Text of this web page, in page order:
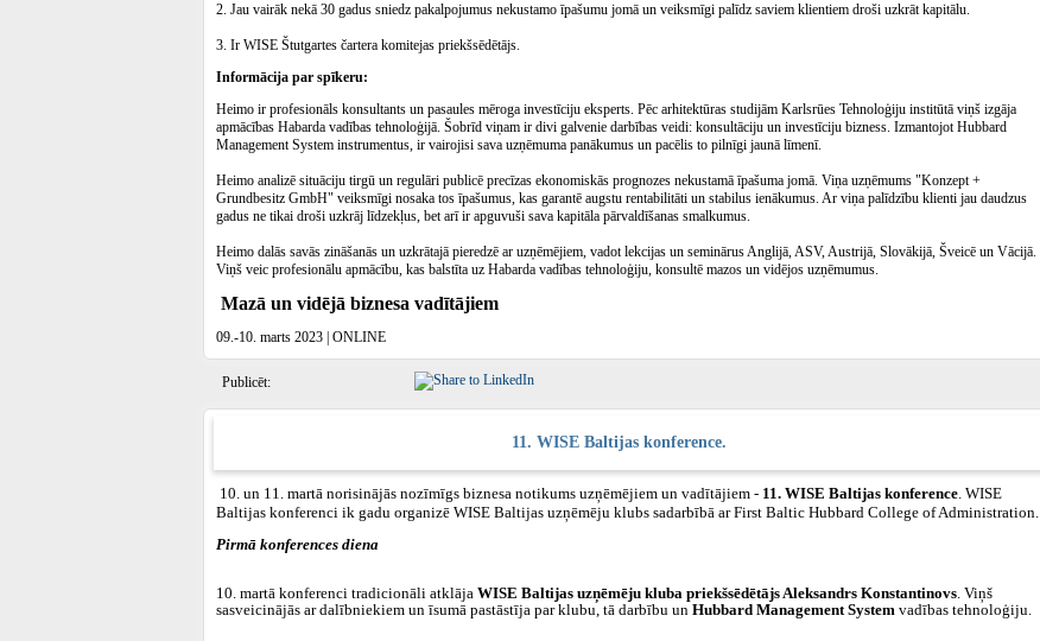
2. Jau vairāk nekā 30 gadus sniedz pakalpojumus nekustamo īpašumu jomā un veiksmīgi palīdz saviem klientiem droši uzkrāt kapitālu.
3. Ir WISE Štutgartes čartera komitejas priekšsēdētājs.
Informācija par spīkeru:
Heimo ir profesionāls konsultants un pasaules mēroga investīciju eksperts. Pēc arhitektūras studijām Karlsrūes Tehnoloģiju institūtā viņš izgāja
apmācības Habarda vadības tehnoloģijā. Šobrīd viņam ir divi galvenie darbības veidi: konsultāciju un investīciju bizness. Izmantojot Hubbard
Management System instrumentus, ir vairojisi sava uzņēmuma panākumus un pacēlis to pilnīgi jaunā līmenī.
Heimo analizē situāciju tirgū un regulāri publicē precīzas ekonomiskās prognozes nekustamā īpašuma jomā. Viņa uzņēmums "Konzept +
Grundbesitz GmbH" veiksmīgi nosaka tos īpašumus, kas garantē augstu rentabilitāti un stabilus ienākumus. Ar viņa palīdzību klienti jau daudzus
gadus ne tikai droši uzkrāj līdzekļus, bet arī ir apguvuši sava kapitāla pārvaldīšanas smalkumus.
Heimo dalās savās zināšanās un uzkrātajā pieredzē ar uzņēmējiem, vadot lekcijas un seminārus Anglijā, ASV, Austrijā, Slovākijā, Šveicē un Vācijā.
Viņš veic profesionālu apmācību, kas balstīta uz Habarda vadības tehnoloģiju, konsultē mazos un vidējos uzņēmumus.
Mazā un vidējā biznesa vadītājiem
09.-10. marts 2023 | ONLINE
Publicēt:
11. WISE Baltijas konference.
10. un 11. martā norisinājās nozīmīgs biznesa notikums uzņēmējiem un vadītājiem ‑ 11. WISE Baltijas konference. WISE
Baltijas konferenci ik gadu organizē WISE Baltijas uzņēmēju klubs sadarbībā ar First Baltic Hubbard College of Administration.
Pirmā konferences diena
10. martā konferenci tradicionāli atklāja WISE Baltijas uzņēmēju kluba priekšsēdētājs Aleksandrs Konstantinovs. Viņš
sasveicinājās ar dalībniekiem un īsumā pastāstīja par klubu, tā darbību un Hubbard Management System vadības tehnoloģiju.